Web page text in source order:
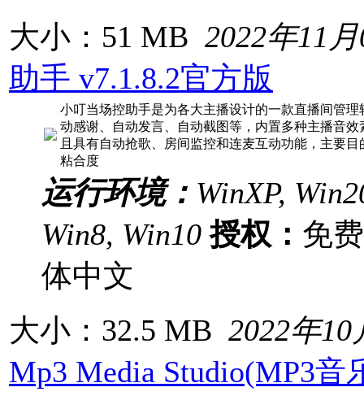
大小：51 MB 2022年11
助手 v7.1.8.2官方版
小叮当场控助手是为各大主播设计的一款直播间管
动感谢、自动发言、自动截图等，内置多种主播音
且具有自动抢歌、房间监控和连麦互动功能，主要
粘合度
运行环境： WinXP,
Win8, Win10 授权： 免
体中文
大小：32.5 MB 2022年10
Mp3 Media Studio(MP3音